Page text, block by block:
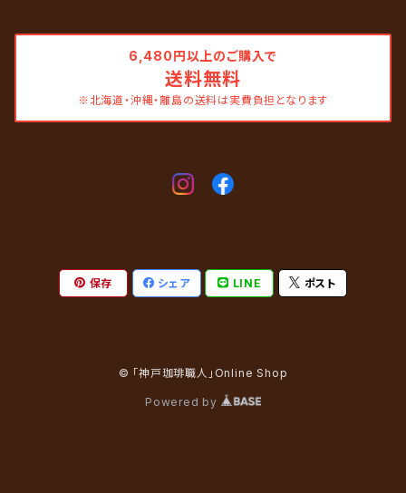
6,480円以上のご購入で
送料無料
※北海道・沖縄・離島の送料は実費負担となります
保存 シェア LINE ポスト
© 「神戸珈琲職人」Online Shop
Powered by